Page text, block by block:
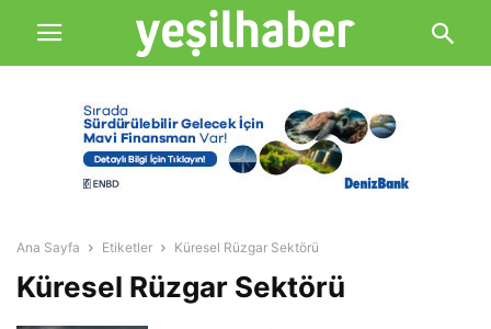
Ana Sayfa Etiketler Küresel Rüzgar Sektörü
Küresel Rüzgar Sektörü